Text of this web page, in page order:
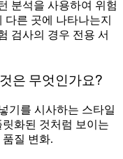
분석을 사용하여 위험
른 곳에 나타나는지
검사의 경우 전용 서
은 무엇인가요?
기를 시사하는 스타일
화된 것처럼 보이는
질 변화.